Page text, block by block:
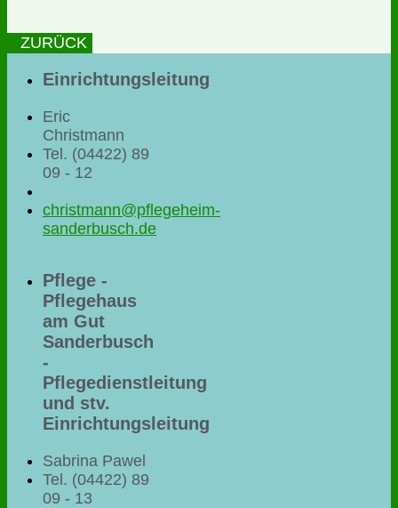
ZURÜCK
Einrichtungsleitung
Eric
Christmann
Tel. (04422) 89
09 - 12
christmann@pflegeheim-
sanderbusch.de
Pflege -
Pflegehaus
am Gut
Sanderbusch
-
Pflegedienstleitung
und stv.
Einrichtungsleitung
Sabrina Pawel
Tel. (04422) 89
09 - 13